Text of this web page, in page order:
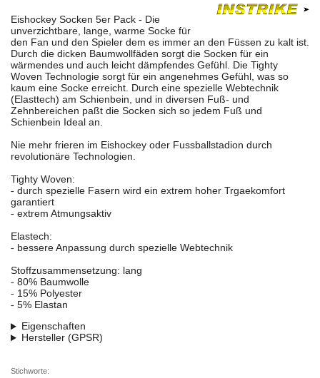
Eishockey Socken 5er Pack - Die
unverzichtbare, lange, warme Socke für
den Fan und den Spieler dem es immer an den Füssen zu kalt ist.
Durch die dicken Baumwollfäden sorgt die Socken für ein
wärmendes und auch leicht dämpfendes Gefühl. Die Tighty
Woven Technologie sorgt für ein angenehmes Gefühl, was so
kaum eine Socke erreicht. Durch eine spezielle Webtechnik
(Elasttech) am Schienbein, und in diversen Fuß- und
Zehnbereichen paßt die Socken sich so jedem Fuß und
Schienbein Ideal an.
Nie mehr frieren im Eishockey oder Fussballstadion durch
revolutionäre Technologien.
Tighty Woven:
- durch spezielle Fasern wird ein extrem hoher Trgaekomfort
garantiert
- extrem Atmungsaktiv
Elastech:
- bessere Anpassung durch spezielle Webtechnik
Stoffzusammensetzung: lang
- 80% Baumwolle
- 15% Polyester
- 5% Elastan
Eigenschaften
Hersteller (GPSR)
Stichworte: